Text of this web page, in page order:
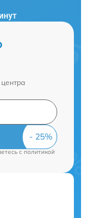
c политикой